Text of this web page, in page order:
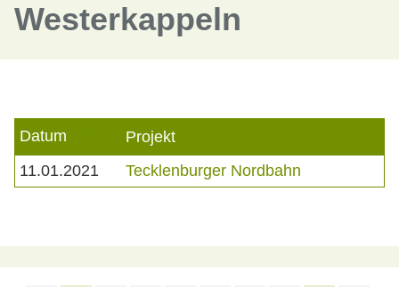
Westerkappeln
Datum
Projekt
11.01.2021
Tecklenburger Nordbahn